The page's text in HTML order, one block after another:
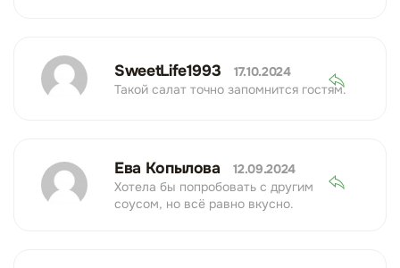
SweetLife1993
17.10.2024
Такой салат точно запомнится гостям.
Ева Копылова
12.09.2024
Хотела бы попробовать с другим
соусом, но всё равно вкусно.